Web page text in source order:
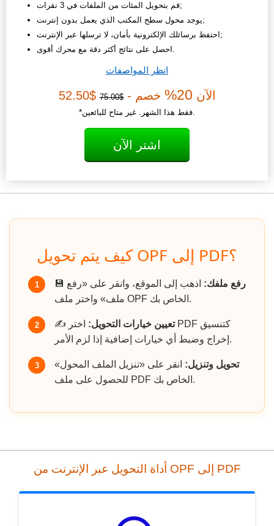
قم بتحويل المئات من الملفات في 3 نقرات;
يوجد محول سطح المكتب الذي يعمل بدون إنترنت;
احتفظ برسائلك الإلكترونية بأمان، لا ترسلها عبر الإنترنت;
احصل على نتائج أكثر دقة مع محرك أقوى.
انظر المواصفات
الآن 20% خصم -$75.00
$52.50
*فقط هذا الشهر. غير متاح للبائعين.
اشتر الآن
كيف يتم تحويل OPF إلى PDF؟
1 💾 رفع ملفك: اذهب إلى الموقع، وانقر على «رفع
ملف» واختر ملف OPF الخاص بك.
2 ✍️ تعيين خيارات التحويل: اختر PDF كتنسيق
إخراج وضبط أي خيارات إضافية إذا لزم الأمر.
3 تحويل وتنزيل: انقر على «تنزيل الملف المحول»
للحصول على ملف PDF الخاص بك.
أداة التحويل عبر الإنترنت من OPF إلى PDF